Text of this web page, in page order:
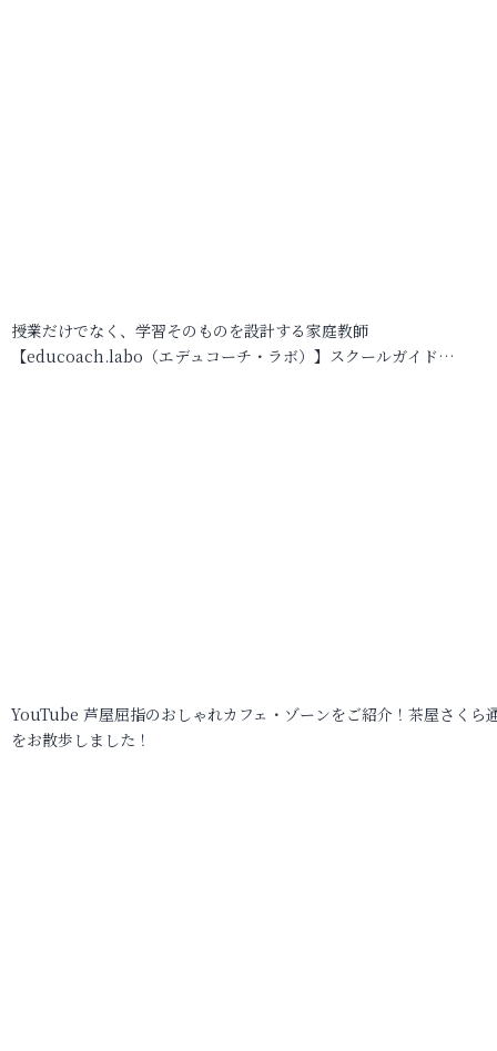
授業だけでなく、学習そのものを設計する家庭教師
【educoach.labo（エデュコーチ・ラボ）】スクールガイド…
YouTube 芦屋屈指のおしゃれカフェ・ゾーンをご紹介！茶屋さくら
をお散歩しました！